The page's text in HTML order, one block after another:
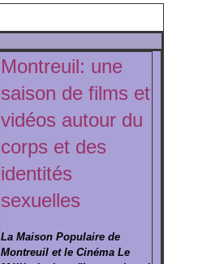
Montreuil: une
saison de films et
vidéos autour du
corps et des
identités
sexuelles
La Maison Populaire de
Montreuil et le Cinéma Le